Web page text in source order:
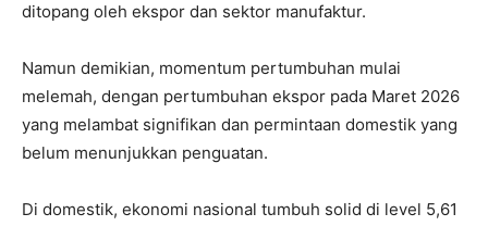
ditopang oleh ekspor dan sektor manufaktur.
Namun demikian, momentum pertumbuhan mulai
melemah, dengan pertumbuhan ekspor pada Maret 2026
yang melambat signifikan dan permintaan domestik yang
belum menunjukkan penguatan.
Di domestik, ekonomi nasional tumbuh solid di level 5,61